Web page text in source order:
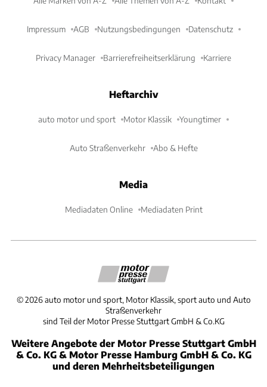
Impressum AGB Nutzungsbedingungen Datenschutz
Privacy Manager Barrierefreiheitserklärung Karriere
Heftarchiv
auto motor und sport Motor Klassik Youngtimer
Auto Straßenverkehr Abo & Hefte
Media
Mediadaten Online Mediadaten Print
©2026 auto motor und sport, Motor Klassik, sport auto und Auto
Straßenverkehr
sind Teil der Motor Presse Stuttgart GmbH & Co.KG
Weitere Angebote der Motor Presse Stuttgart GmbH
& Co. KG & Motor Presse Hamburg GmbH & Co. KG
und deren Mehrheitsbeteiligungen